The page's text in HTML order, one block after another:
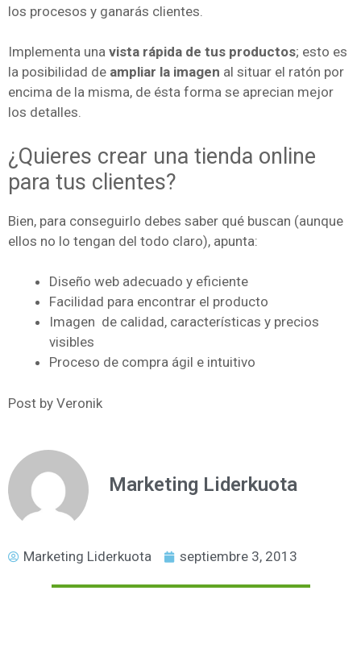
los procesos y ganarás clientes.
Implementa una vista rápida de tus productos; esto es
la posibilidad de ampliar la imagen al situar el ratón por
encima de la misma, de ésta forma se aprecian mejor
los detalles.
¿Quieres crear una tienda online
para tus clientes?
Bien, para conseguirlo debes saber qué buscan (aunque
ellos no lo tengan del todo claro), apunta:
Diseño web adecuado y eficiente
Facilidad para encontrar el producto
Imagen de calidad, características y precios
visibles
Proceso de compra ágil e intuitivo
Post by Veronik
Marketing Liderkuota
Marketing Liderkuota septiembre 3, 2013